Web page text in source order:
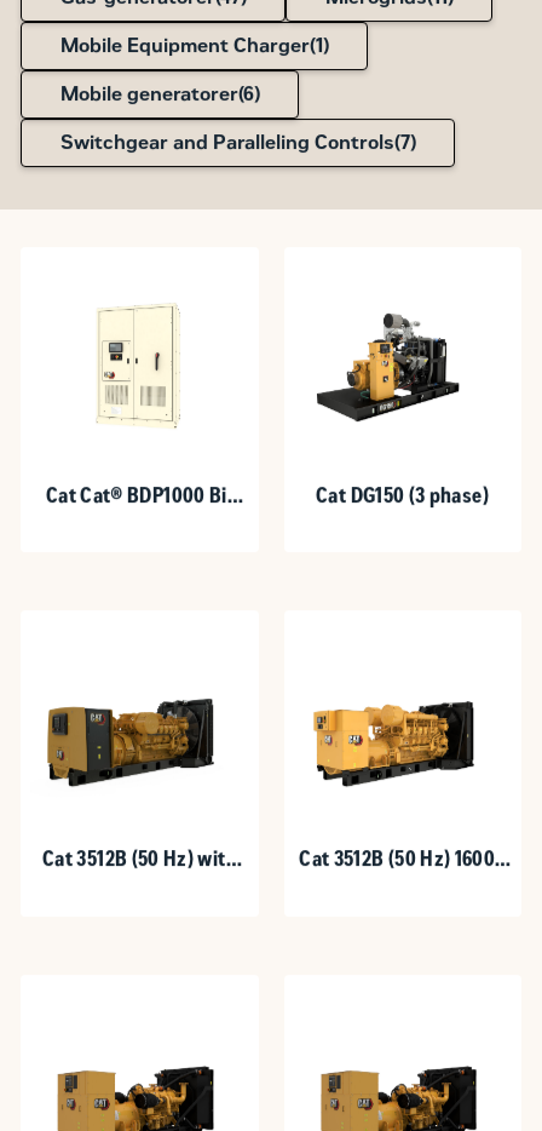
Mobile Equipment Charger(1)
Mobile generatorer(6)
Switchgear and Paralleling Controls(7)
Cat Cat® BDP1000 Bi-
Cat DG150 (3 phase)
Cat 3512B (50 Hz) with
Cat 3512B (50 Hz) 1600 -